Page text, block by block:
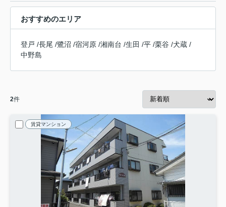
おすすめのエリア
登戸 /長尾 /鷺沼 /宿河原 /湘南台 /生田 /平 /栗谷 /犬蔵 /
中野島
2件
賃貸マンション